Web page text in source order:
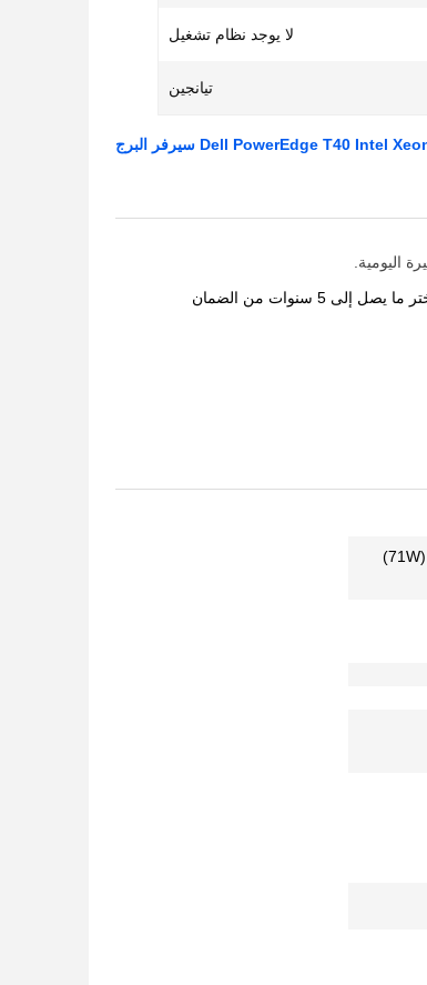
لا يوجد نظام تشغيل
تيانجين
اعتمد على دعم Dell EMC الموثوق به مع ضمان أجهزة قياسي لمدة عام واحد في يوم العمل التالي أو اختر ما يصل إلى 5 سنوات من الضمان